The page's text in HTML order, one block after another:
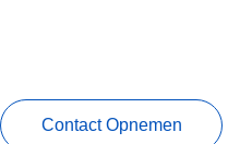
Contact Opnemen